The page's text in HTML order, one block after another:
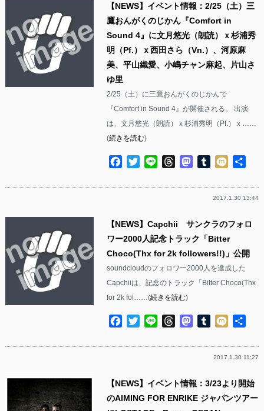
【NEWS】イベント情報：2/25（土）三
鷹おんがくのじかん『Comfort in
Sound 4』に文月悠光（朗読）ｘ杉浦秀
明（Pf.）ｘ西田さら（Vn.）、河原麻
美、平山織愛、小嶋チャン麻起、片山さ
ゆ里
2/25（土）に三鷹おんがくのじかんで
『Comfort in Sound 4』が開催される。 出演
は、文月悠光（朗読）ｘ杉浦秀明（Pf.）ｘ……
(続きを読む)
Facebook
TwitterLine ThreadsMastodon
Tumblr
Mixi
2017.1.30 13:44
【NEWS】Capchii サンクラのフォロ
ワー2000人記念トラック「Bitter
Choco(Thx for 2k followers!!)」公開
soundcloudのフォロワー2000人を達成した
Capchiiは、記念のトラック「Bitter Choco(Thx
for 2k fol……(続きを読む)
Facebook
TwitterLine ThreadsMastodon
Tumblr
Mixi
2017.1.30 11:27
【NEWS】イベント情報：3/23より開始
のAIMING FOR ENRIKE ジャパンツアー